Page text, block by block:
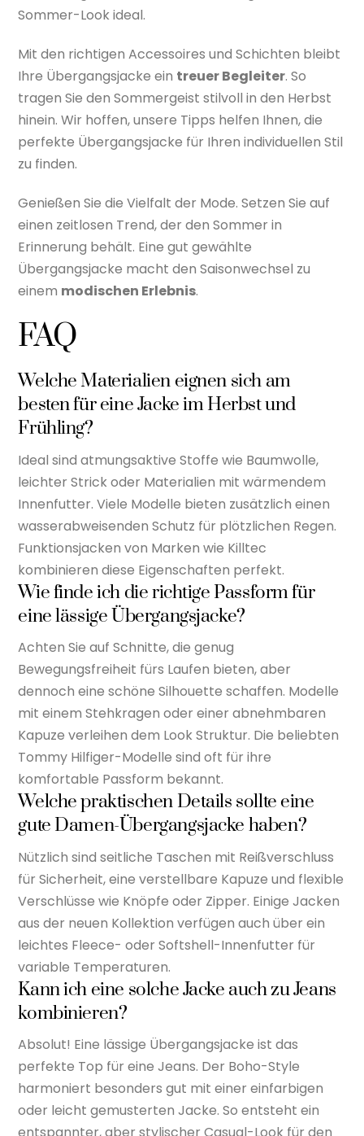
Sommer-Look ideal.
Mit den richtigen Accessoires und Schichten bleibt
Ihre Übergangsjacke ein treuer Begleiter. So
tragen Sie den Sommergeist stilvoll in den Herbst
hinein. Wir hoffen, unsere Tipps helfen Ihnen, die
perfekte Übergangsjacke für Ihren individuellen Stil
zu finden.
Genießen Sie die Vielfalt der Mode. Setzen Sie auf
einen zeitlosen Trend, der den Sommer in
Erinnerung behält. Eine gut gewählte
Übergangsjacke macht den Saisonwechsel zu
einem modischen Erlebnis.
FAQ
Welche Materialien eignen sich am
besten für eine Jacke im Herbst und
Frühling?
Ideal sind atmungsaktive Stoffe wie Baumwolle,
leichter Strick oder Materialien mit wärmendem
Innenfutter. Viele Modelle bieten zusätzlich einen
wasserabweisenden Schutz für plötzlichen Regen.
Funktionsjacken von Marken wie Killtec
kombinieren diese Eigenschaften perfekt.
Wie finde ich die richtige Passform für
eine lässige Übergangsjacke?
Achten Sie auf Schnitte, die genug
Bewegungsfreiheit fürs Laufen bieten, aber
dennoch eine schöne Silhouette schaffen. Modelle
mit einem Stehkragen oder einer abnehmbaren
Kapuze verleihen dem Look Struktur. Die beliebten
Tommy Hilfiger-Modelle sind oft für ihre
komfortable Passform bekannt.
Welche praktischen Details sollte eine
gute Damen-Übergangsjacke haben?
Nützlich sind seitliche Taschen mit Reißverschluss
für Sicherheit, eine verstellbare Kapuze und flexible
Verschlüsse wie Knöpfe oder Zipper. Einige Jacken
aus der neuen Kollektion verfügen auch über ein
leichtes Fleece- oder Softshell-Innenfutter für
variable Temperaturen.
Kann ich eine solche Jacke auch zu Jeans
kombinieren?
Absolut! Eine lässige Übergangsjacke ist das
perfekte Top für eine Jeans. Der Boho-Style
harmoniert besonders gut mit einer einfarbigen
oder leicht gemusterten Jacke. So entsteht ein